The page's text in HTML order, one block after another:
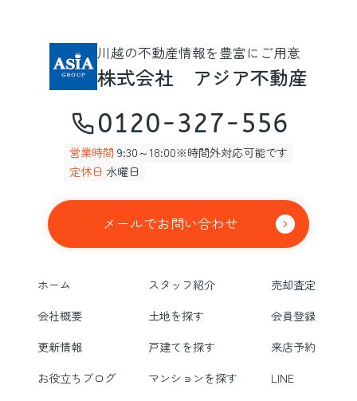
川越の不動産情報を豊富にご用意
株式会社 アジア不動産
0120-327-556
営業時間 9:30～18:00※時間外対応可能です
定休日 水曜日
メールでお問い合わせ
ホーム スタッフ紹介
売却査定
会社概要
土地を探す
会員登録
更新情報
戸建てを探す
来店予約
お役立ちブログ
マンションを探す
LINE